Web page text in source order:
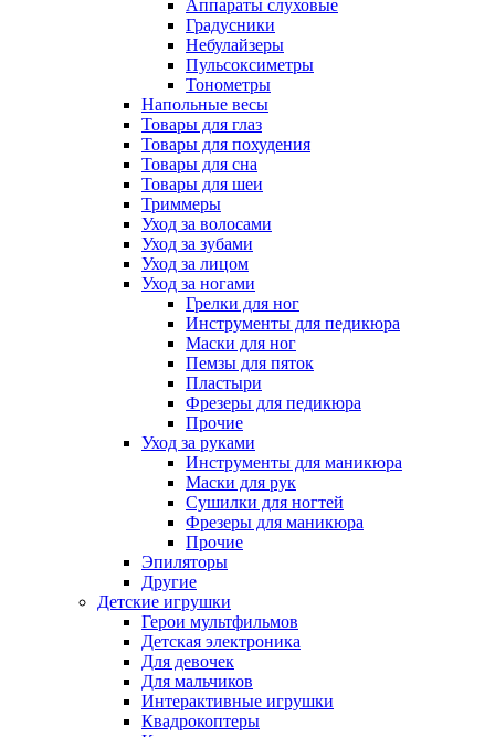
Аппараты слуховые
Градусники
Небулайзеры
Пульсоксиметры
Тонометры
Напольные весы
Товары для глаз
Товары для похудения
Товары для сна
Товары для шеи
Триммеры
Уход за волосами
Уход за зубами
Уход за лицом
Уход за ногами
Грелки для ног
Инструменты для педикюра
Маски для ног
Пемзы для пяток
Пластыри
Фрезеры для педикюра
Прочие
Уход за руками
Инструменты для маникюра
Маски для рук
Сушилки для ногтей
Фрезеры для маникюра
Прочие
Эпиляторы
Другие
Детские игрушки
Герои мультфильмов
Детская электроника
Для девочек
Для мальчиков
Интерактивные игрушки
Квадрокоптеры